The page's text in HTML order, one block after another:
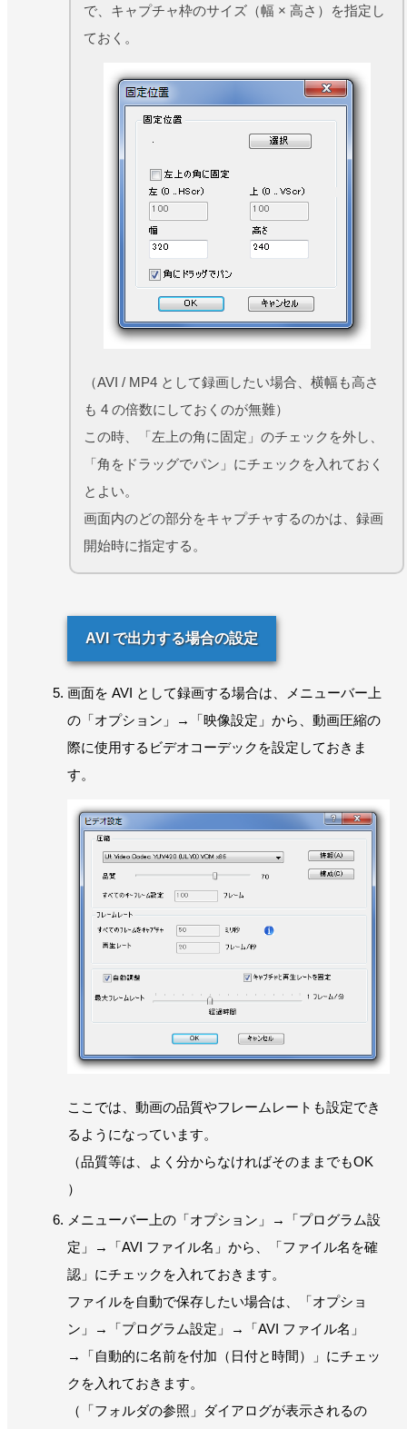
で、キャプチャ枠のサイズ（幅 × 高さ）を指定し
ておく。
（AVI / MP4 として録画したい場合、横幅も高さ
も 4 の倍数にしておくのが無難）
この時、「左上の角に固定」のチェックを外し、
「角をドラッグでパン」にチェックを入れておく
とよい。
画面内のどの部分をキャプチャするのかは、録画
開始時に指定する。
AVI で出力する場合の設定
画面を AVI として録画する場合は、メニューバー上
の「オプション」→「映像設定」から、動画圧縮の
際に使用するビデオコーデックを設定しておきま
す。
ここでは、動画の品質やフレームレートも設定でき
るようになっています。
（品質等は、よく分からなければそのままでもOK
）
メニューバー上の「オプション」→「プログラム設
定」→「AVI ファイル名」から、「ファイル名を確
認」にチェックを入れておきます。
ファイルを自動で保存したい場合は、「オプショ
ン」→「プログラム設定」→「AVI ファイル名」
→「自動的に名前を付加（日付と時間）」にチェッ
クを入れておきます。
（「フォルダの参照」ダイアログが表示されるの